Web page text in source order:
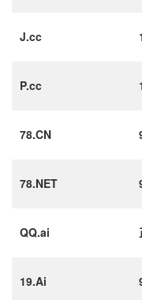
J.cc
P.cc
78.CN
78.NET
QQ.ai
19.Ai